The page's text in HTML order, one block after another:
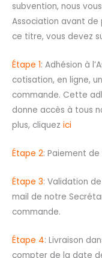
subvention, nous
Association avant de
ce titre, vous devez
Étape 1: Adhésion à
cotisation, en ligne,
commande. Cette
donne accès à tous
plus, cliquez ici
Étape 2: Paiement
Étape 3: Validation
mail de notre
commande.
Étape 4: Livraison
compter de la date